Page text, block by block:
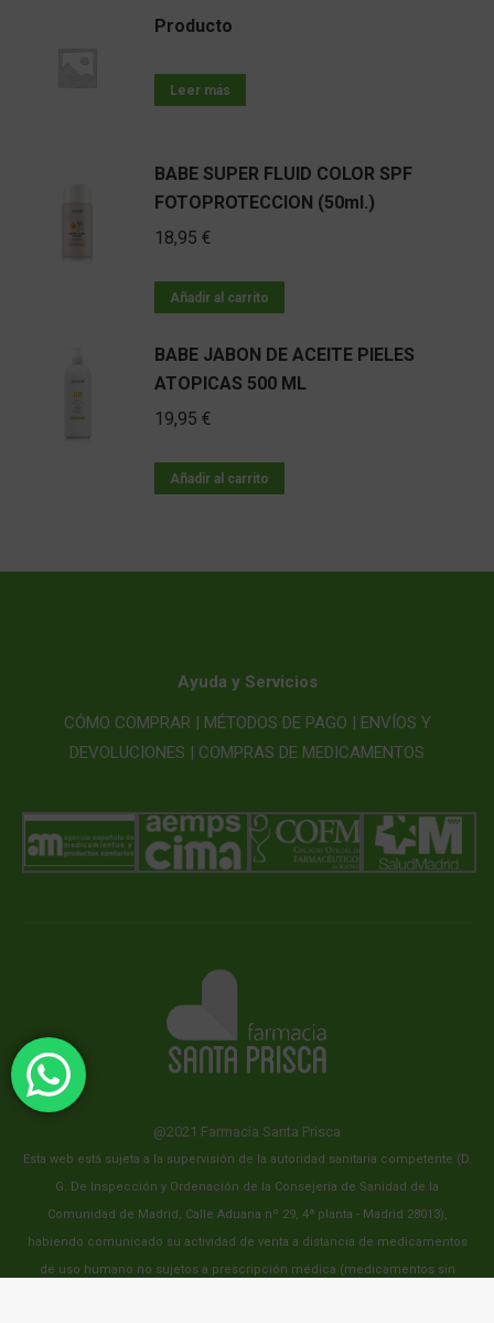
Producto
Leer más
BABE SUPER FLUID COLOR SPF
FOTOPROTECCION (50ml.)
18,95 €
Añadir al carrito
BABE JABON DE ACEITE PIELES
ATOPICAS 500 ML
19,95 €
Añadir al carrito
Ayuda y Servicios
CÓMO COMPRAR | MÉTODOS DE PAGO | ENVÍOS Y
DEVOLUCIONES | COMPRAS DE MEDICAMENTOS
@2021 Farmacia Santa Prisca
Esta web está sujeta a la supervisión de la autoridad sanitaria competente (D.
G. De Inspección y Ordenación de la Consejería de Sanidad de la
Comunidad de Madrid, Calle Aduana nº 29, 4ª planta - Madrid 28013),
habiendo comunicado su actividad de venta a distancia de medicamentos
de uso humano no sujetos a prescripción médica (medicamentos sin